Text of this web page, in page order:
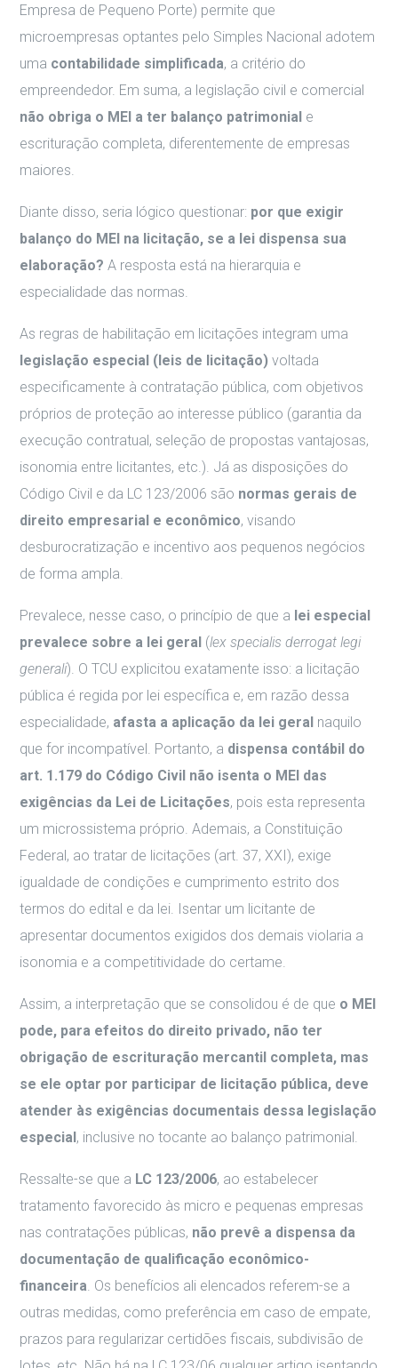
Empresa de Pequeno Porte) permite que
microempresas optantes pelo Simples Nacional adotem
uma contabilidade simplificada, a critério do
empreendedor. Em suma, a legislação civil e comercial
não obriga o MEI a ter balanço patrimonial e
escrituração completa, diferentemente de empresas
maiores.
Diante disso, seria lógico questionar: por que exigir
balanço do MEI na licitação, se a lei dispensa sua
elaboração? A resposta está na hierarquia e
especialidade das normas.
As regras de habilitação em licitações integram uma
legislação especial (leis de licitação) voltada
especificamente à contratação pública, com objetivos
próprios de proteção ao interesse público (garantia da
execução contratual, seleção de propostas vantajosas,
isonomia entre licitantes, etc.). Já as disposições do
Código Civil e da LC 123/2006 são normas gerais de
direito empresarial e econômico, visando
desburocratização e incentivo aos pequenos negócios
de forma ampla.
Prevalece, nesse caso, o princípio de que a lei especial
prevalece sobre a lei geral (lex specialis derrogat legi
generali). O TCU explicitou exatamente isso: a licitação
pública é regida por lei específica e, em razão dessa
especialidade, afasta a aplicação da lei geral naquilo
que for incompatível. Portanto, a dispensa contábil do
art. 1.179 do Código Civil não isenta o MEI das
exigências da Lei de Licitações, pois esta representa
um microssistema próprio. Ademais, a Constituição
Federal, ao tratar de licitações (art. 37, XXI), exige
igualdade de condições e cumprimento estrito dos
termos do edital e da lei. Isentar um licitante de
apresentar documentos exigidos dos demais violaria a
isonomia e a competitividade do certame.
Assim, a interpretação que se consolidou é de que o MEI
pode, para efeitos do direito privado, não ter
obrigação de escrituração mercantil completa, mas
se ele optar por participar de licitação pública, deve
atender às exigências documentais dessa legislação
especial, inclusive no tocante ao balanço patrimonial.
Ressalte-se que a LC 123/2006, ao estabelecer
tratamento favorecido às micro e pequenas empresas
nas contratações públicas, não prevê a dispensa da
documentação de qualificação econômico-
financeira. Os benefícios ali elencados referem-se a
outras medidas, como preferência em caso de empate,
prazos para regularizar certidões fiscais, subdivisão de